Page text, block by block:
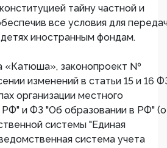
тайну частной и
все условия для
иностранным фондам.
«Катюша», законопроект №
изменений в статьи 15 и 16
организации местного
РФ" и ФЗ "Об образовании в РФ" (о
системы "Единая
система учета